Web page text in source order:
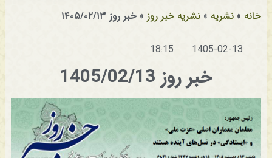
خانه » نشریه » نشریه خبر روز » خبر روز ۱۴۰۵/۰۲/۱۳
1405-02-13
18:15
خبر روز 1405/02/13